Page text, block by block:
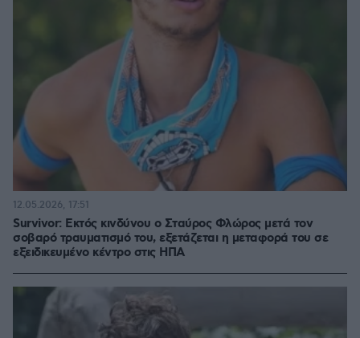
Survivor: Εκτός κινδύνου ο Σταύρος Φλώρος μετά τον
σοβαρό τραυματισμό του, εξετάζεται η μεταφορά του σε
εξειδικευμένο κέντρο στις ΗΠΑ
12.05.2026, 17:51